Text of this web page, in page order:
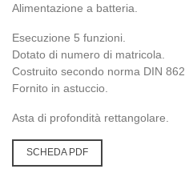
Alimentazione a batteria.
Esecuzione 5 funzioni.
Dotato di numero di matricola.
Costruito secondo norma DIN 862.
Fornito in astuccio.
Asta di profondità rettangolare.
SCHEDA PDF